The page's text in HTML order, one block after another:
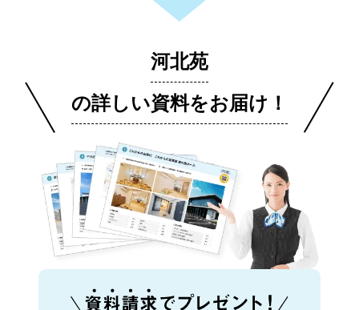
河北苑
の詳しい資料をお届け！